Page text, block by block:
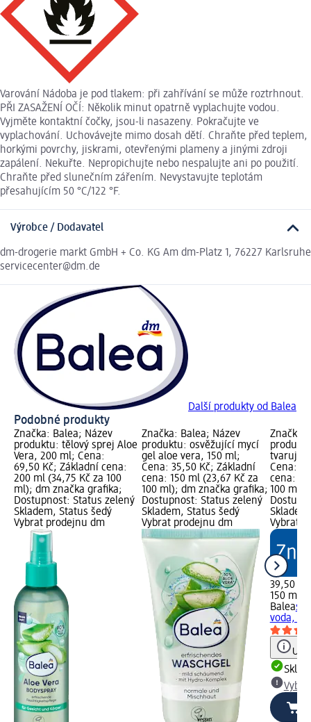
Varování Nádoba je pod tlakem: při zahřívání se může roztrhnout.
PŘI ZASAŽENÍ OČÍ: Několik minut opatrně vyplachujte vodou.
Vyjměte kontaktní čočky, jsou-li nasazeny. Pokračujte ve
vyplachování. Uchovávejte mimo dosah dětí. Chraňte před teplem,
horkými povrchy, jiskrami, otevřenými plameny a jinými zdroji
zapálení. Nekuřte. Nepropichujte nebo nespalujte ani po použití.
Chraňte před slunečním zářením. Nevystavujte teplotám
přesahujícím 50 °C/122 °F.
Výrobce / Dodavatel
dm-drogerie markt GmbH + Co. KG Am dm-Platz 1, 76227 Karlsruhe
servicecenter@dm.de
Další produkty od Balea
Podobné produkty
Značka: Balea; Název
produktu: tělový sprej Aloe
Vera, 200 ml; Cena:
69,50 Kč; Základní cena:
200 ml (34,75 Kč za 100
ml); dm značka grafika;
Dostupnost: Status zelený
Skladem, Status šedý
Vybrat prodejnu dm
Značka: Balea; Název
produktu: osvěžující mycí
gel aloe vera, 150 ml;
Cena: 35,50 Kč; Základní
cena: 150 ml (23,67 Kč za
100 ml); dm značka grafika;
Dostupnost: Status zelený
Skladem, Status šedý
Vybrat prodejnu dm
Značka:
tvarující
Cena:
cena:
100 ml);
Vybrat
39,50 Kč
150 ml
Balea
voda,